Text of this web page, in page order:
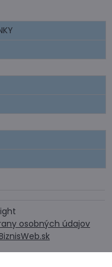
osobných údajov